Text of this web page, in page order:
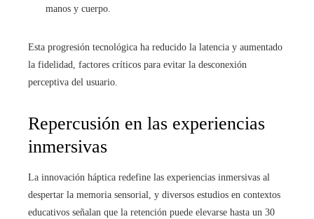
manos y cuerpo.
Esta progresión tecnológica ha reducido la latencia y aumentado
la fidelidad, factores críticos para evitar la desconexión
perceptiva del usuario.
Repercusión en las experiencias
inmersivas
La innovación háptica redefine las experiencias inmersivas al
despertar la memoria sensorial, y diversos estudios en contextos
educativos señalan que la retención puede elevarse hasta un 30